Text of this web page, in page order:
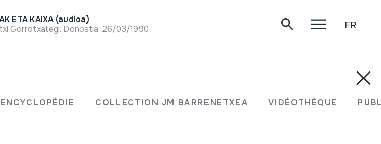
ENCYCLOPÉDIE COLLECTION JM BARRENETXEA VIDÉOTHÈQUE
ETA KAIXA (audioa)
Gorrotxategi. Donostia, 26/03/1990
FR